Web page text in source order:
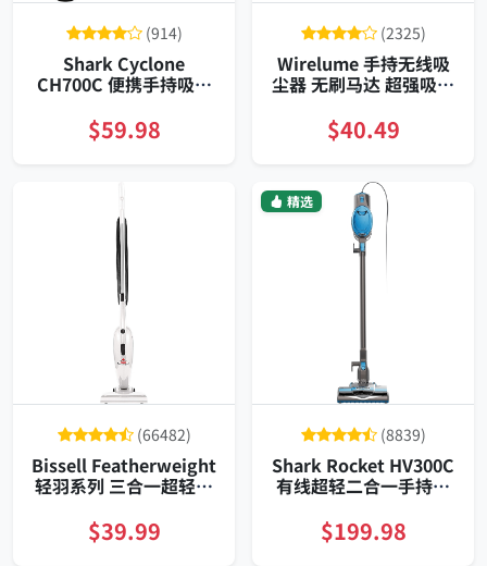
(914)
Shark Cyclone
CH700C 便携手持吸尘
USB充电 大容量尘杯 可
水洗滤网 宠物毛发清理
$59.98
(2325)
Wirelume 手持无线吸
尘器 无刷马达 超强吸力
HEPA 快速充电 低噪声
$40.49
(66482)
Bissell Featherweight
轻羽系列 三合一超轻有
与低绒地毯
$39.99
精选
(8839)
Shark Rocket HV300C
有线超轻二合一手持杆
$199.98